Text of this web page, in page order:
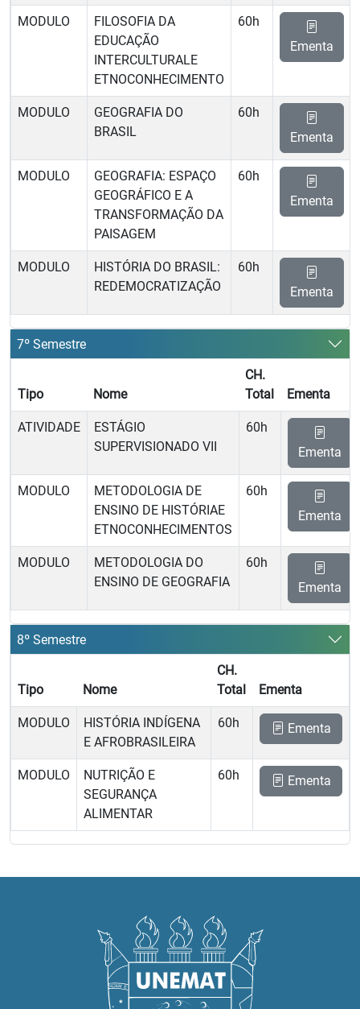
MODULO
FILOSOFIA DA
EDUCAÇÃO
INTERCULTURALE
ETNOCONHECIMENTO
60h
Ementa
MODULO
GEOGRAFIA DO
BRASIL
60h
Ementa
MODULO
GEOGRAFIA: ESPAÇO
GEOGRÁFICO E A
TRANSFORMAÇÃO DA
PAISAGEM
60h
Ementa
MODULO
HISTÓRIA DO BRASIL:
REDEMOCRATIZAÇÃO
60h
Ementa
7º Semestre
Tipo Nome
CH.
Total
Ementa
ATIVIDADE
ESTÁGIO
SUPERVISIONADO VII
60h
Ementa
MODULO
METODOLOGIA DE
ENSINO DE HISTÓRIAE
ETNOCONHECIMENTOS
60h
Ementa
MODULO
METODOLOGIA DO
ENSINO DE GEOGRAFIA
60h
Ementa
8º Semestre
Tipo Nome
CH.
Total
Ementa
MODULO
HISTÓRIA INDÍGENA
E AFROBRASILEIRA
60h Ementa
MODULO
NUTRIÇÃO E
SEGURANÇA
ALIMENTAR
60h Ementa